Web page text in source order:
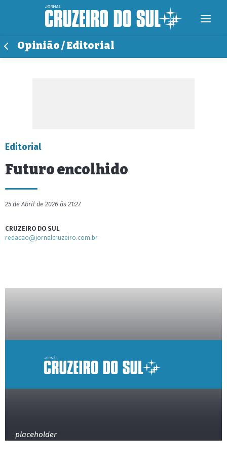
Opinião / Editorial
Editorial
Futuro encolhido
25 de Abril de 2026 às 21:27
CRUZEIRO DO SUL
redacao@jornalcruzeiro.com.br
placeholder